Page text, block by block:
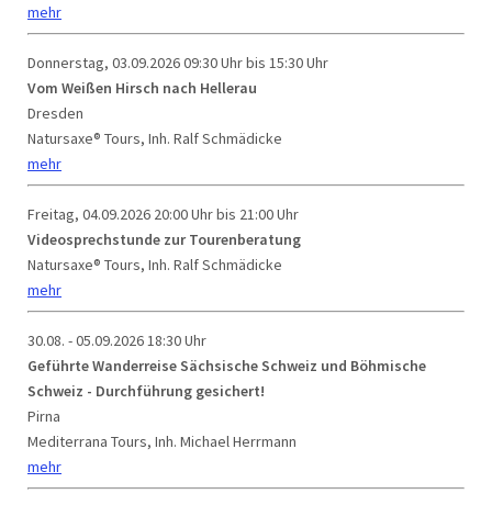
mehr
Donnerstag, 03.09.202609:30 Uhr bis 15:30 Uhr
Vom Weißen Hirsch nach Hellerau
Dresden
Natursaxe® Tours, Inh. Ralf Schmädicke
mehr
Freitag, 04.09.2026 20:00 Uhr bis 21:00 Uhr
Videosprechstunde zur Tourenberatung
Natursaxe® Tours, Inh. Ralf Schmädicke
mehr
30.08. - 05.09.2026 18:30 Uhr
Geführte Wanderreise Sächsische Schweiz und Böhmische
Schweiz - Durchführung gesichert!
Pirna
Mediterrana Tours, Inh. Michael Herrmann
mehr